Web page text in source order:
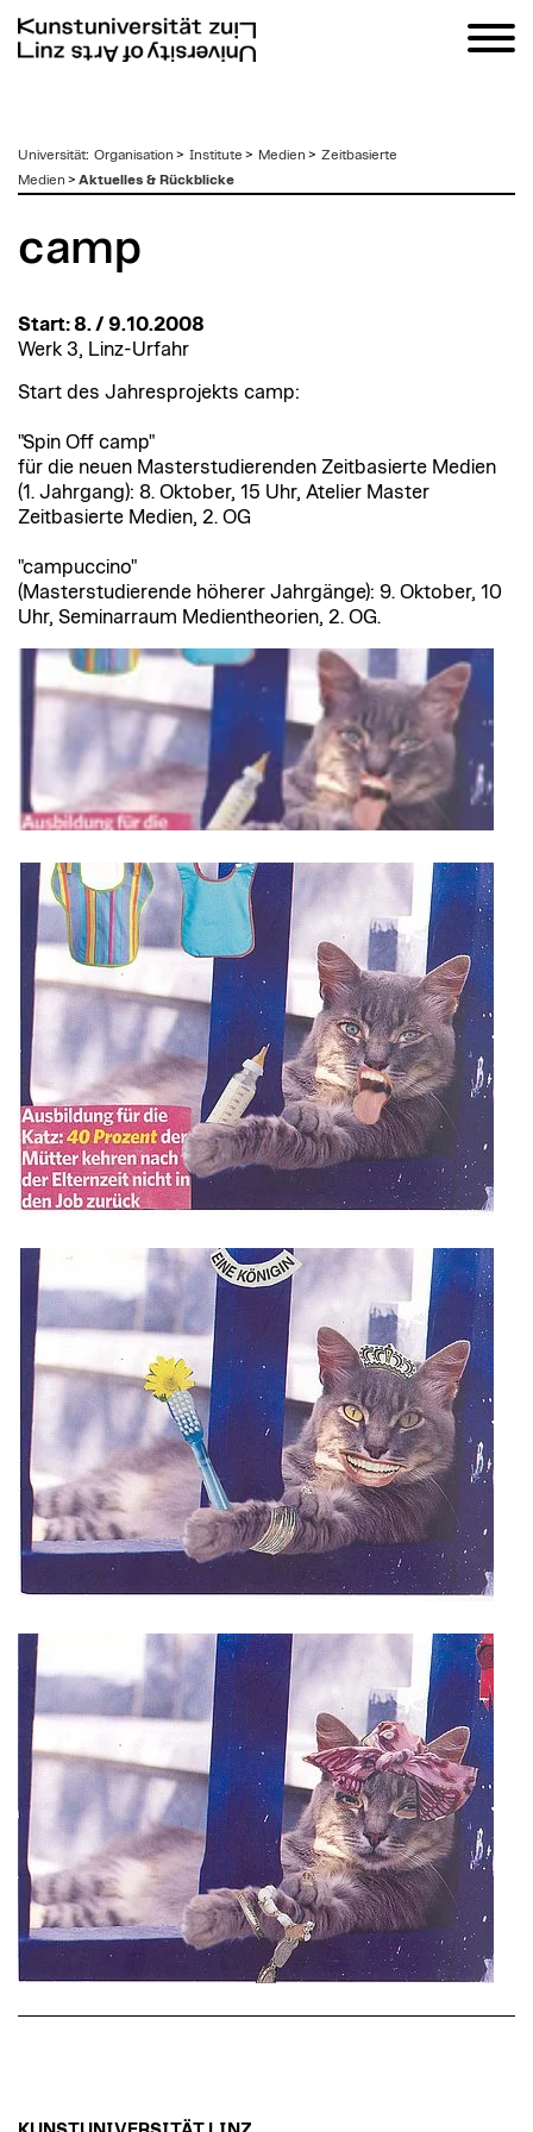
zum
Inhalt
Universität: Organisation > Institute > Medien > Zeitbasierte
Medien > Aktuelles & Rückblicke
camp
Start: 8. / 9.10.2008
Werk 3, Linz-Urfahr
Start des Jahresprojekts camp:
"Spin Off camp"
für die neuen Masterstudierenden Zeitbasierte Medien
(1. Jahrgang): 8. Oktober, 15 Uhr, Atelier Master
Zeitbasierte Medien, 2. OG
"campuccino"
(Masterstudierende höherer Jahrgänge): 9. Oktober, 10
Uhr, Seminarraum Medientheorien, 2. OG.